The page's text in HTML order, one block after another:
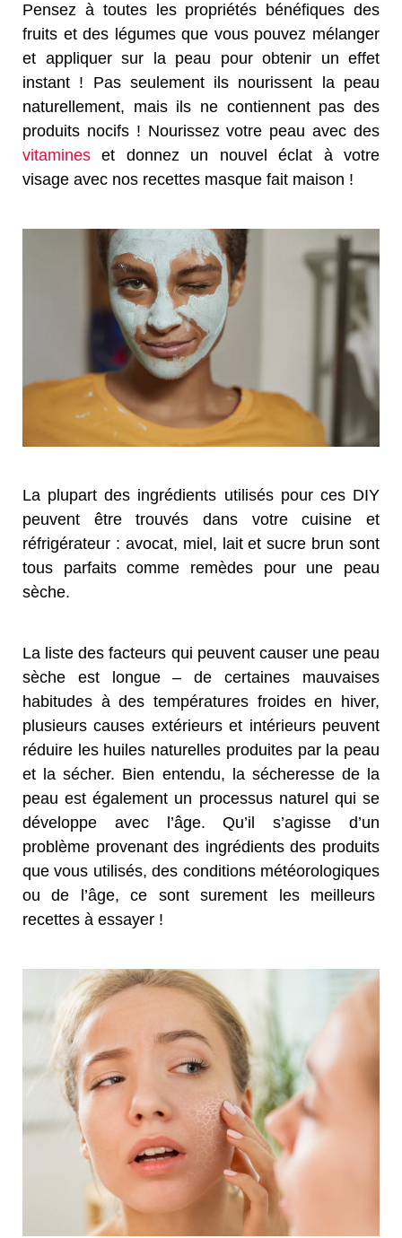
Pensez à toutes les propriétés bénéfiques des
fruits et des légumes que vous pouvez mélanger
et appliquer sur la peau pour obtenir un effet
instant ! Pas seulement ils nourissent la peau
naturellement, mais ils ne contiennent pas des
produits nocifs ! Nourissez votre peau avec des
vitamines et donnez un nouvel éclat à votre
visage avec nos recettes masque fait maison !
La plupart des ingrédients utilisés pour ces DIY
peuvent être trouvés dans votre cuisine et
réfrigérateur : avocat, miel, lait et sucre brun sont
tous parfaits comme remèdes pour une peau
sèche.
La liste des facteurs qui peuvent causer une peau
sèche est longue – de certaines mauvaises
habitudes à des températures froides en hiver,
plusieurs causes extérieurs et intérieurs peuvent
réduire les huiles naturelles produites par la peau
et la sécher. Bien entendu, la sécheresse de la
peau est également un processus naturel qui se
développe avec l’âge. Qu’il s’agisse d’un
problème provenant des ingrédients des produits
que vous utilisés, des conditions météorologiques
ou de l’âge, ce sont surement les meilleurs
recettes à essayer !